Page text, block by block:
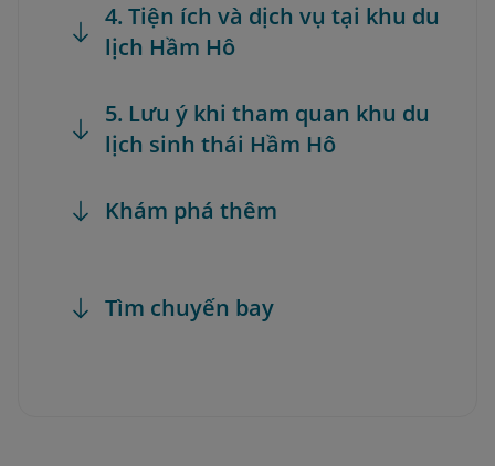
4. Tiện ích và dịch vụ tại khu du
lịch Hầm Hô
5. Lưu ý khi tham quan khu du
lịch sinh thái Hầm Hô
Khám phá thêm
Tìm chuyến bay